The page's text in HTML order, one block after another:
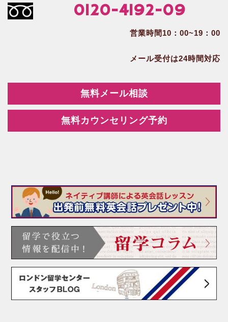
0120-4192-09
営業時間10：00~19：00
メール受付は24時間対応
無料メール相談
無料カウンセリング予約